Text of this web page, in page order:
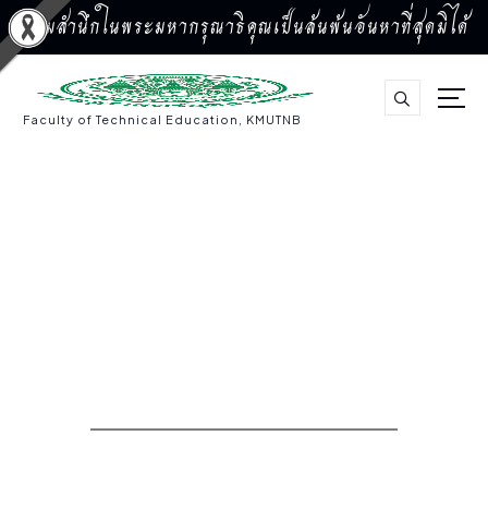
น้อมสำนึกในพระมหากรุณาธิคุณเป็นล้นพ้นอันหาที่สุดมิได้
S
k
Faculty of Technical Education, KMUTNB